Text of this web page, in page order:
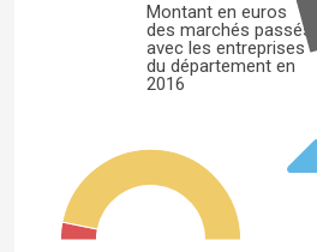
Montant en euros
des marchés passés
avec les entreprises
du département en
2016